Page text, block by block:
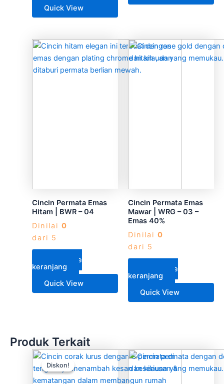
Quick View
Cincin Permata Emas
Hitam | BWR – 04
Dinilai 0
dari 5
Rp15.050.000
Tambah ke
keranjang
Quick View
Cincin Permata Emas
Mawar | WRG – 03 –
Emas 40%
Dinilai 0
dari 5
Rp10.300.000
Tambah ke
keranjang
Quick View
Produk Terkait
Diskon!
Diskon!
Produk
ini
memiliki
Produk
ini
memiliki